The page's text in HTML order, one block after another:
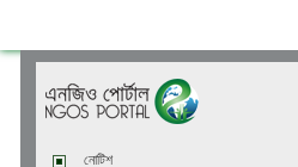
নোটিশ